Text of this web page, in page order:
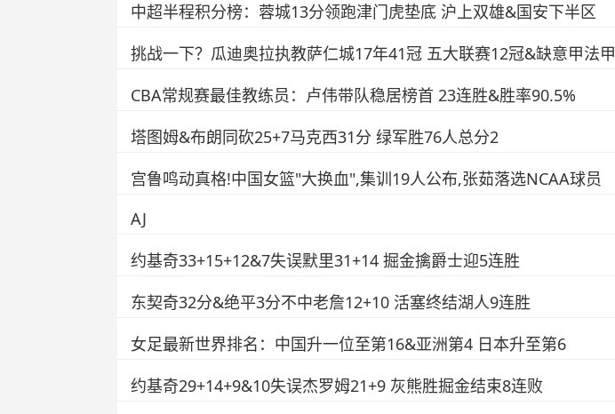
中超半程积分榜：蓉城13分领跑津门虎垫底 沪上双雄&国安下半区
挑战一下？瓜迪奥拉执教萨仁城17年41冠 五大联赛12冠&缺意甲法甲
CBA常规赛最佳教练员：卢伟带队稳居榜首 23连胜&胜率90.5%
塔图姆&布朗同砍25+7马克西31分 绿军胜76人总分2
宫鲁鸣动真格!中国女篮"大换血",集训19人公布,张茹落选NCAA球员
AJ
约基奇33+15+12&7失误默里31+14 掘金擒爵士迎5连胜
东契奇32分&绝平3分不中老詹12+10 活塞终结湖人9连胜
女足最新世界排名：中国升一位至第16&亚洲第4 日本升至第6
约基奇29+14+9&10失误杰罗姆21+9 灰熊胜掘金结束8连败